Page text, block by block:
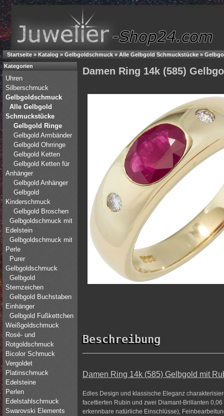
Startseite » Katalog » Gelbgoldschmuck » Alle Gelbgold Schmuckstücke »
Damen Ring 14k (585)
Beschreibung
Damen Ring 14k (585) Gelbgold mit
Edles Design und klassische Eleganz
facettierten Rubin und zwei Diamant-Brillanten
erkennbare natürliche Einschlüsse),
Kategorien
Uhren
Silberschmuck
Gelbgoldschmuck
Alle Gelbgold
Schmuckstücke
Gelbgold Ringe
Gelbgold Armbänder
Gelbgold Ohrringe
Gelbgold Ketten
Gelbgold Ketten für
Anhänger
Gelbgold Anhänger
Gelbgold
Kinderschmuck
Gelbgold Broschen
Gelbgoldschmuck mit
Edelstein
Gelbgoldschmuck mit
Perle
Purer
Gelbgoldschmuck
Gelbgold
Sternzeichen
Gelbgold Buchstaben
Einhänger
Gelbgold Fußkettchen
Weißgoldschmuck
Rosé- und
Rotgoldschmuck
Bicolor Schmuck
Vergoldet
Platinschmuck
Edelsteine
Perlen
Edelstahlschmuck
Swarovski Elements